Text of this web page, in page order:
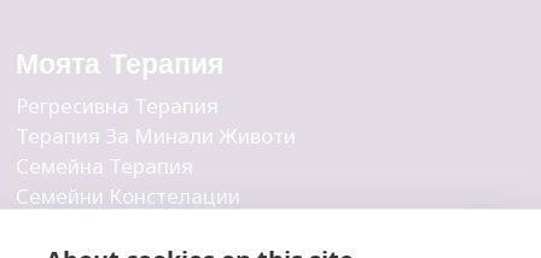
Моята Терапия
Регресивна Терапия
Терапия За Минали Животи
Семейна Терапия
Семейни Констелации